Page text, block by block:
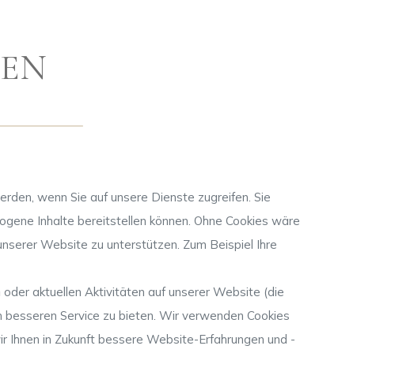
wenn Sie auf unsere Dienste zugreifen. Sie
Inhalte bereitstellen können. Ohne Cookies wäre
Website zu unterstützen. Zum Beispiel Ihre
aktuellen Aktivitäten auf unserer Website (die
Service zu bieten. Wir verwenden Cookies
in Zukunft bessere Website-Erfahrungen und -